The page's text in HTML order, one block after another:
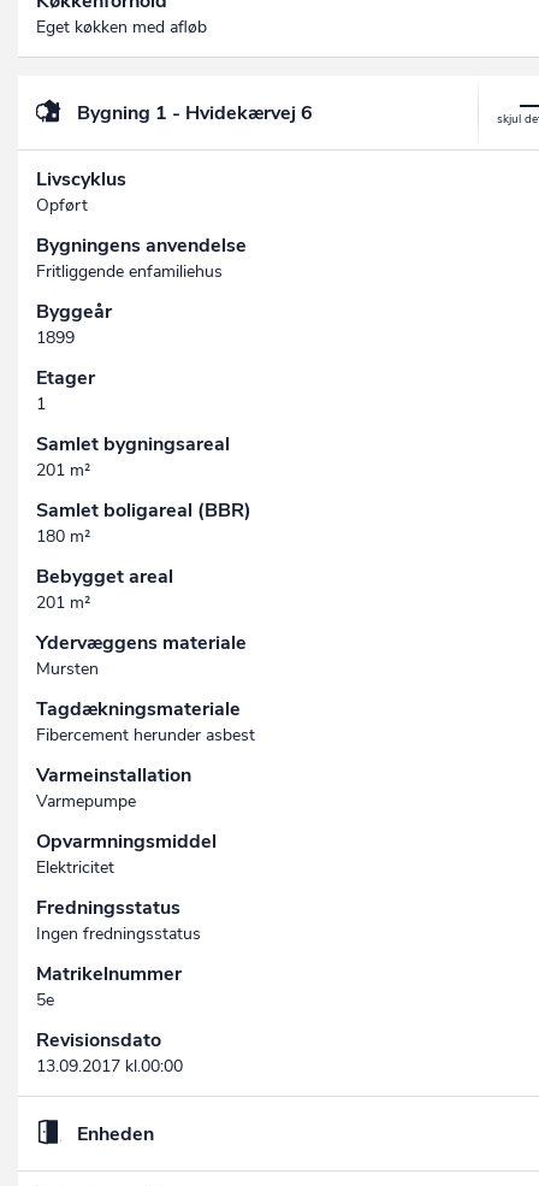
Eget køkken med afløb
Bygning 1 - Hvidekærvej 6
Livscyklus
Opført
Bygningens anvendelse
Fritliggende enfamiliehus
Byggeår
1899
Etager
1
Samlet bygningsareal
201 m²
Samlet boligareal (BBR)
180 m²
Bebygget areal
201 m²
Ydervæggens materiale
Mursten
Tagdækningsmateriale
Fibercement herunder asbest
Varmeinstallation
Varmepumpe
Opvarmningsmiddel
Elektricitet
Fredningsstatus
Ingen fredningsstatus
Matrikelnummer
5e
Revisionsdato
13.09.2017 kl.00:00
Enheden